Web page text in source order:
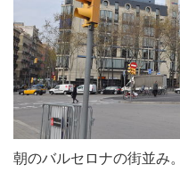
朝のバルセロナの街並み。